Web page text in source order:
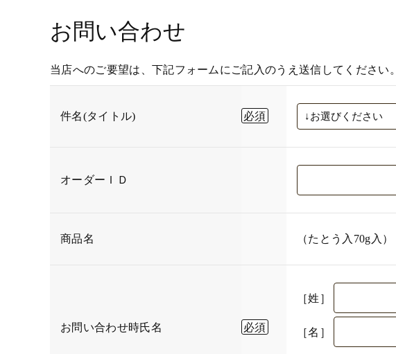
お問い合わせ
当店へのご要望は、下記フォームにご記入のうえ送信してください。
件名(タイトル)
オーダーＩＤ
商品名 （たとう入70g入）
お問い合わせ時氏名
［姓］
［名］